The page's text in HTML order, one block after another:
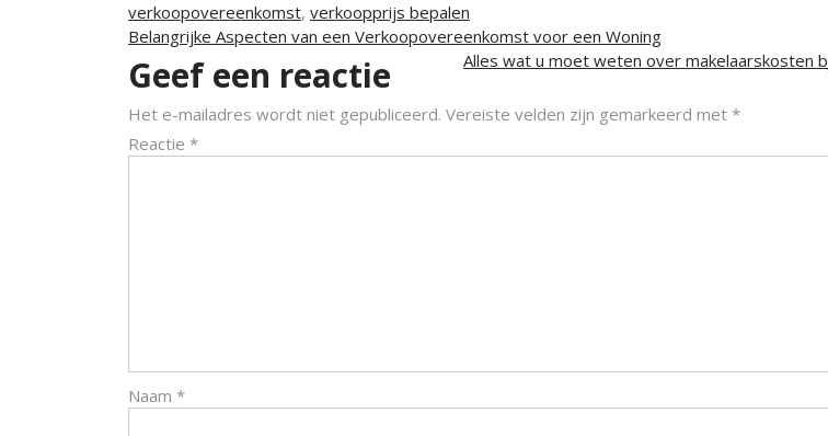
verkoopovereenkomst, verkoopprijs bepalen
Berichtnavigatie
Belangrijke Aspecten van een Verkoopovereenkomst voor een Woning
Alles wat u moet weten over makelaarskosten
Geef een reactie
Het e-mailadres wordt niet gepubliceerd. Vereiste velden zijn gemarkeerd met *
Reactie *
Naam *